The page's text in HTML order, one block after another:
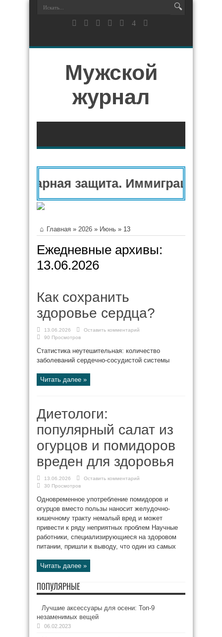
Мужской
журнал
защита.
Главная » 2026 » Июнь » 13
Ежедневные архивы:
13.06.2026
Как сохранить
здоровье сердца?
13.06.2026
Оставить комментарий
90 Просмотров
Статистика неутешительная: количество
заболеваний сердечно-сосудистой системы
Читать далее »
Диетологи:
популярный салат из
огурцов и помидоров
вреден для здоровья
13.06.2026
Оставить комментарий
30 Просмотров
Одновременное употребление помидоров и
огурцов вместо пользы наносит желудочно-
кишечному тракту немалый вред и может
привести к ряду неприятных проблем Научные
работники, специализирующиеся на здоровом
питании, пришли к выводу, что один из самых
Читать далее »
ПОПУЛЯРНЫЕ
Лучшие аксессуары для осени: Топ-9
незаменимых вещей
06.02.2023